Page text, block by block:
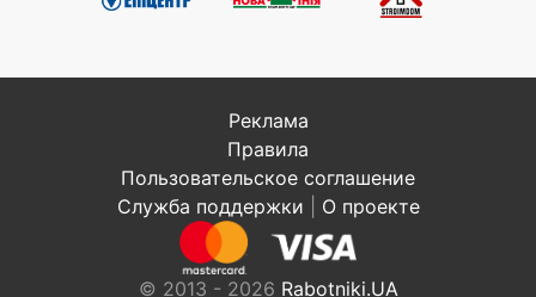
Реклама
Правила
Пользовательское соглашение
Служба поддержки
О проекте
© 2013 - 2026 Rabotniki.UA